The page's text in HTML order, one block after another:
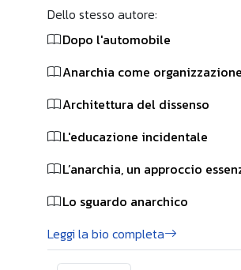
Dello stesso autore:
Dopo l'automobile
Anarchia come organizzazione
Architettura del dissenso
L'educazione incidentale
L’anarchia, un approccio
Lo sguardo anarchico
Leggi la bio completa